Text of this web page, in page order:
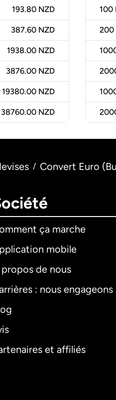
193.80 NZD
387.60 NZD
1938.00 NZD
3876.00 NZD
19380.00 NZD
38760.00 NZD
100
200
/ Convert Euro
ça marche
mobile
de nous
: nous engageons
et affiliés